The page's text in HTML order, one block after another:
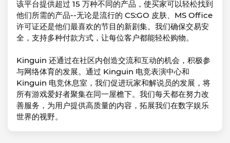
该平台提供超过 15 万种不同的产品，使买家可以轻松找到
他们所需的产品--无论是流行的 CS:GO 皮肤、MS Office
许可证还是他们最喜欢的节目的新剧集。我们确保交易安
全，支持多种付款方式，让每位客户都能轻松购物。
Kinguin 还通过在社区内创造交流和互动的机会，积极参
与网络体育的发展。通过 Kinguin 电竞表演中心和
Kinguin 电竞休息室，我们促进玩家和解说员的发展，将
所有游戏爱好者聚集在同一屋檐下。我们每天都在努力改
善服务，为用户提供高质量的内容，拓展我们在数字娱乐
世界的视野。